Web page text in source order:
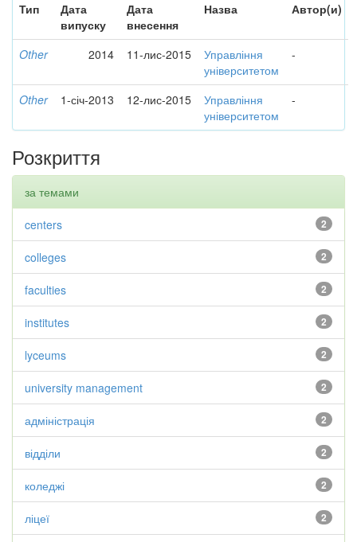
Тип
Дата
випуску
Дата
внесення
Назва Автор(и)
Other 2014 11-лис-2015
Управління
університетом
-
Other 1-січ-2013 12-лис-2015
Управління
університетом
-
Розкриття
за темами
2
centers
2
colleges
2
faculties
2
institutes
2
lyceums
2
university management
2
адміністрація
2
відділи
2
коледжі
2
ліцеї